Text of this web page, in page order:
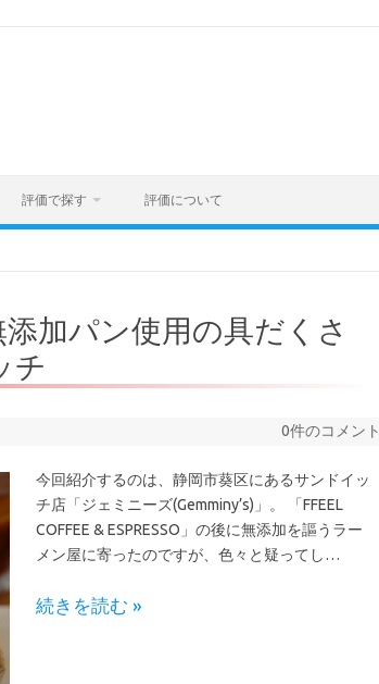
評価で探す 評価について
加パン使用の具だくさ
チ
0件のコメント
今回紹介するのは、静岡市葵区にあるサンドイッ
チ店「ジェミニーズ(Gemminy’s)」。 「FFEEL
COFFEE & ESPRESSO」の後に無添加を謳うラー
メン屋に寄ったのですが、色々と疑ってし…
続きを読む »